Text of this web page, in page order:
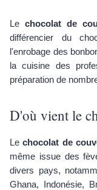
Lechocolat de
différencier du
l'enrobage des
la cuisine des
préparation de
D'où vient le
Lechocolat de
même issue des
divers pays,
Ghana, Indonésie,